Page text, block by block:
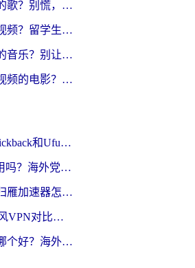
在国外无法听国内的歌？别慌，这样操作就能畅听QQ音乐（附亲测加速器推荐）
在国外如何看腾讯视频？留学生亲测有效的回国加速方案
在国外怎么听国内的音乐？别让版权限制断了你的华语歌单
怎么在国外看腾讯视频的电影？海外党亲测有效的回国加速指南
海外党别踩坑！Quickback和UfunR好用吗？选对回国加速器才能无缝刷国内资源
迅游和SpeedCN好用吗？海外党如何破解那道看不见的墙
海外党自救指南：归雁加速器怎么样？教你避开坑实现国内资源无缝访问
ChickCN VPN和旋风VPN对比哪个回国效果更好？海外用户的选择困境与出路
雷神手游和六毫秒哪个好？海外党如何真正解锁国内资源